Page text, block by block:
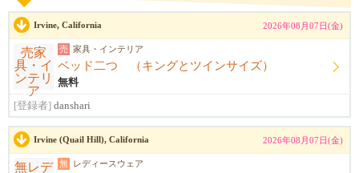
Irvine, California 2026年08月07日(金)
売 家具・インテリア
ベッド二つ （キングとツインサイズ）
無料
[登録者] danshari
Irvine (Quail Hill), California 2026年08月07日(金)
無 レディースウェア